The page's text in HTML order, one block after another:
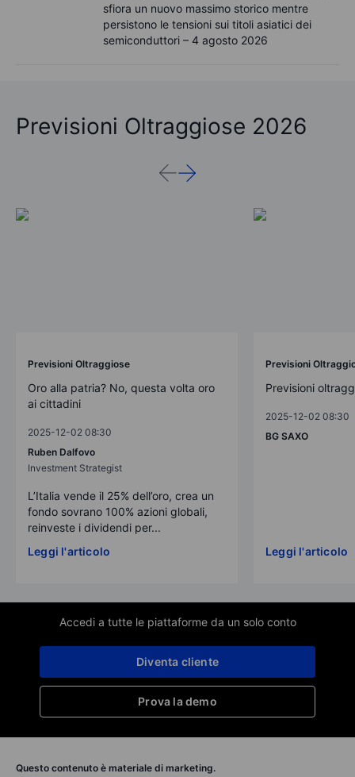
sfiora un nuovo massimo storico mentre
persistono le tensioni sui titoli asiatici dei
semiconduttori – 4 agosto 2026
Previsioni Oltraggiose 2026
Previsioni Oltraggiose
Oro alla patria? No, questa volta oro
ai cittadini
2025-12-02 08:30
Ruben Dalfovo
Investment Strategist
L’Italia vende il 25% dell’oro, crea un
fondo sovrano 100% azioni globali,
reinveste i dividendi per...
Leggi l'articolo
Previsioni
Previsioni
2025-12-02 08:30
BG SAXO
Leggi l'articolo
Accedi a tutte le piattaforme da un solo conto
Prova la demo
Diventa cliente
Questo contenuto è materiale di marketing.